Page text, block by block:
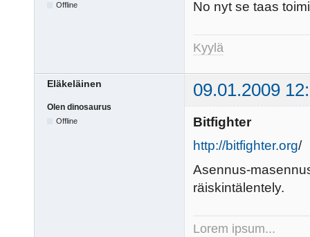
Offline No nyt se taas
Kyylä
Eläkeläinen 09.01.2009
Olen dinosaurus
Offline
Bitfighter
http://bitfighter.org/
Asennus-
räiskintälentely.
Lorem ipsum...